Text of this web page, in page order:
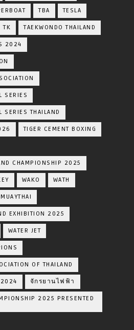
TBA TESLA
TK TAEKWONDO THAILAND
2024
SERIES
SERIES THAILAND
TIGER CEMENT BOXING
CHAMPIONSHIP 2025
WAKO WATH
EXHIBITION 2025
WATER JET
OF THAILAND
2024 จักรยานไฟฟ้า
2025 PRESENTED